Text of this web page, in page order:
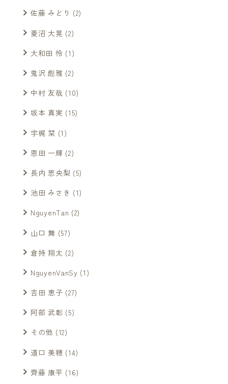
佐藤 みどり (2)
菱沼 大晃 (2)
大和田 怜 (1)
鬼沢 彪雅 (2)
中村 友哉 (10)
坂本 真実 (15)
宇梶 栞 (1)
恩田 一輝 (2)
長内 思央梨 (5)
池田 みさき (1)
NguyenTan (2)
山口 舞 (57)
倉持 翔太 (2)
NguyenVanSy (1)
吉田 恵子 (27)
阿部 武彰 (5)
その他 (12)
道口 美穂 (14)
齊藤 康平 (16)